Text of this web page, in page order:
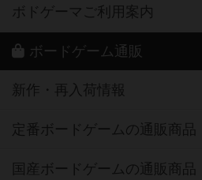
ボドゲーマご利用案内
ボードゲーム通販
新作・再入荷情報
定番ボードゲームの通販商品
国産ボードゲームの通販商品